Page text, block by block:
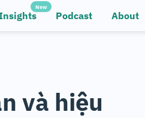
New
Podcast About
và hiệu